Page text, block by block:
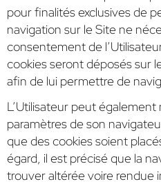
pour finalités exclusives de
navigation sur le Site ne
consentement de
cookies seront déposés sur
afin de lui permettre de
L’Utilisateur peut
paramètres de son
que des cookies soient
égard, il est précisé que la
trouver altérée voire rendue